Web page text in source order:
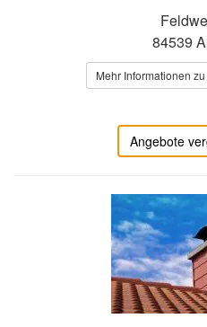
84539
Mehr Informationen
Angebote